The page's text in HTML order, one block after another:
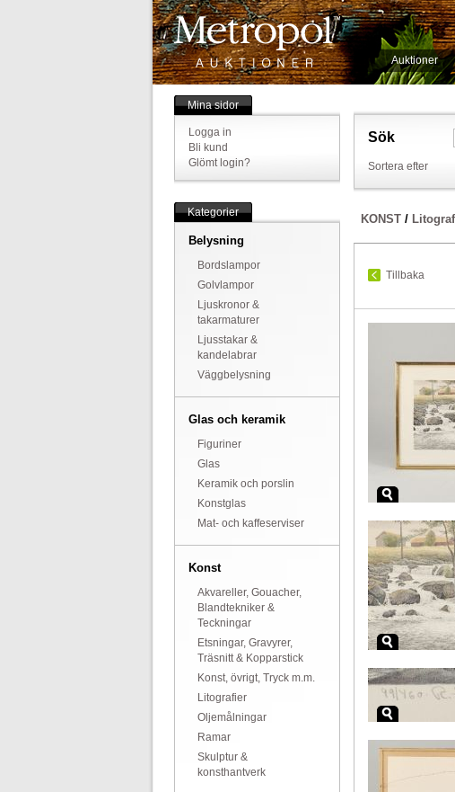
Auktioner
Mina sidor
Logga in
Bli kund
Glömt login?
Kategorier
Belysning
Bordslampor
Golvlampor
Ljuskronor &
takarmaturer
Ljusstakar &
kandelabrar
Väggbelysning
Glas och keramik
Figuriner
Glas
Keramik och porslin
Konstglas
Mat- och kaffeserviser
Konst
Akvareller, Gouacher,
Blandtekniker &
Teckningar
Etsningar, Gravyrer,
Träsnitt & Kopparstick
Konst, övrigt, Tryck m.m.
Litografier
Oljemålningar
Ramar
Skulptur &
konsthantverk
Sök
Sortera efter
KONST/
Tillbaka